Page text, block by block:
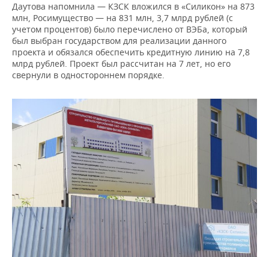
Даутова напомнила — КЗСК вложился в «Силикон» на 873
млн, Росимущество — на 831 млн, 3,7 млрд рублей (с
учетом процентов) было перечислено от ВЭБа, который
был выбран государством для реализации данного
проекта и обязался обеспечить кредитную линию на 7,8
млрд рублей. Проект был рассчитан на 7 лет, но его
свернули в одностороннем порядке.